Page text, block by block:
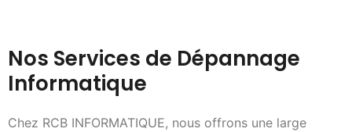
Nos Services de Dépannage
Informatique
Chez RCB INFORMATIQUE, nous offrons une large